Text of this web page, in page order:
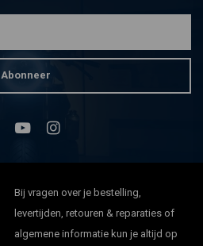
Abonneer
Bij vragen over je bestelling,
levertijden, retouren & reparaties of
algemene informatie kun je altijd op